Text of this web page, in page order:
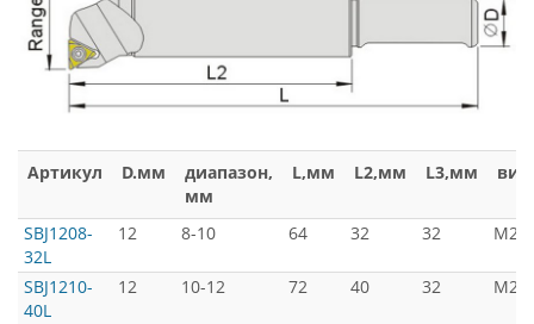
Артикул D.мм
диапазон,
мм
L,мм L2,мм L3,мм
SBJ1208-
32L
12 8-10 64 32 32
SBJ1210-
40L
12 10-12 72 40 32